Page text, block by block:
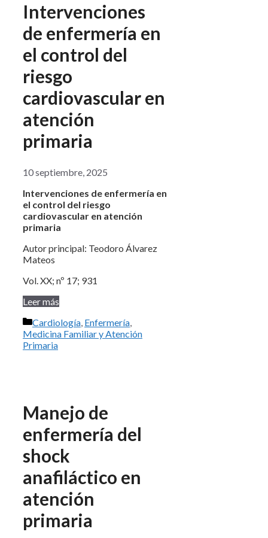
Intervenciones
de enfermería en
el control del
riesgo
cardiovascular en
atención
primaria
10 septiembre, 2025
Intervenciones de enfermería en
el control del riesgo
cardiovascular en atención
primaria
Autor principal: Teodoro Álvarez
Mateos
Vol. XX; nº 17; 931
Leer más
Categorías
Cardiología, Enfermería,
Medicina Familiar y Atención
Primaria
Manejo de
enfermería del
shock
anafiláctico en
atención
primaria